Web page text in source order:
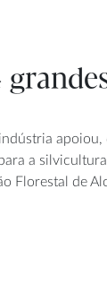
a
Florestal de